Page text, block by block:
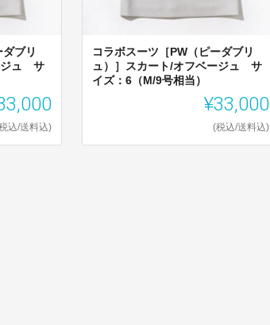
ブリ
ジュ サ
込/送料込)
コラボスーツ［PW（ピーダブリ
ュ）］スカート/オフベージュ サ
イズ：6（M/9号相当）
¥33,000
(税込/送料込)